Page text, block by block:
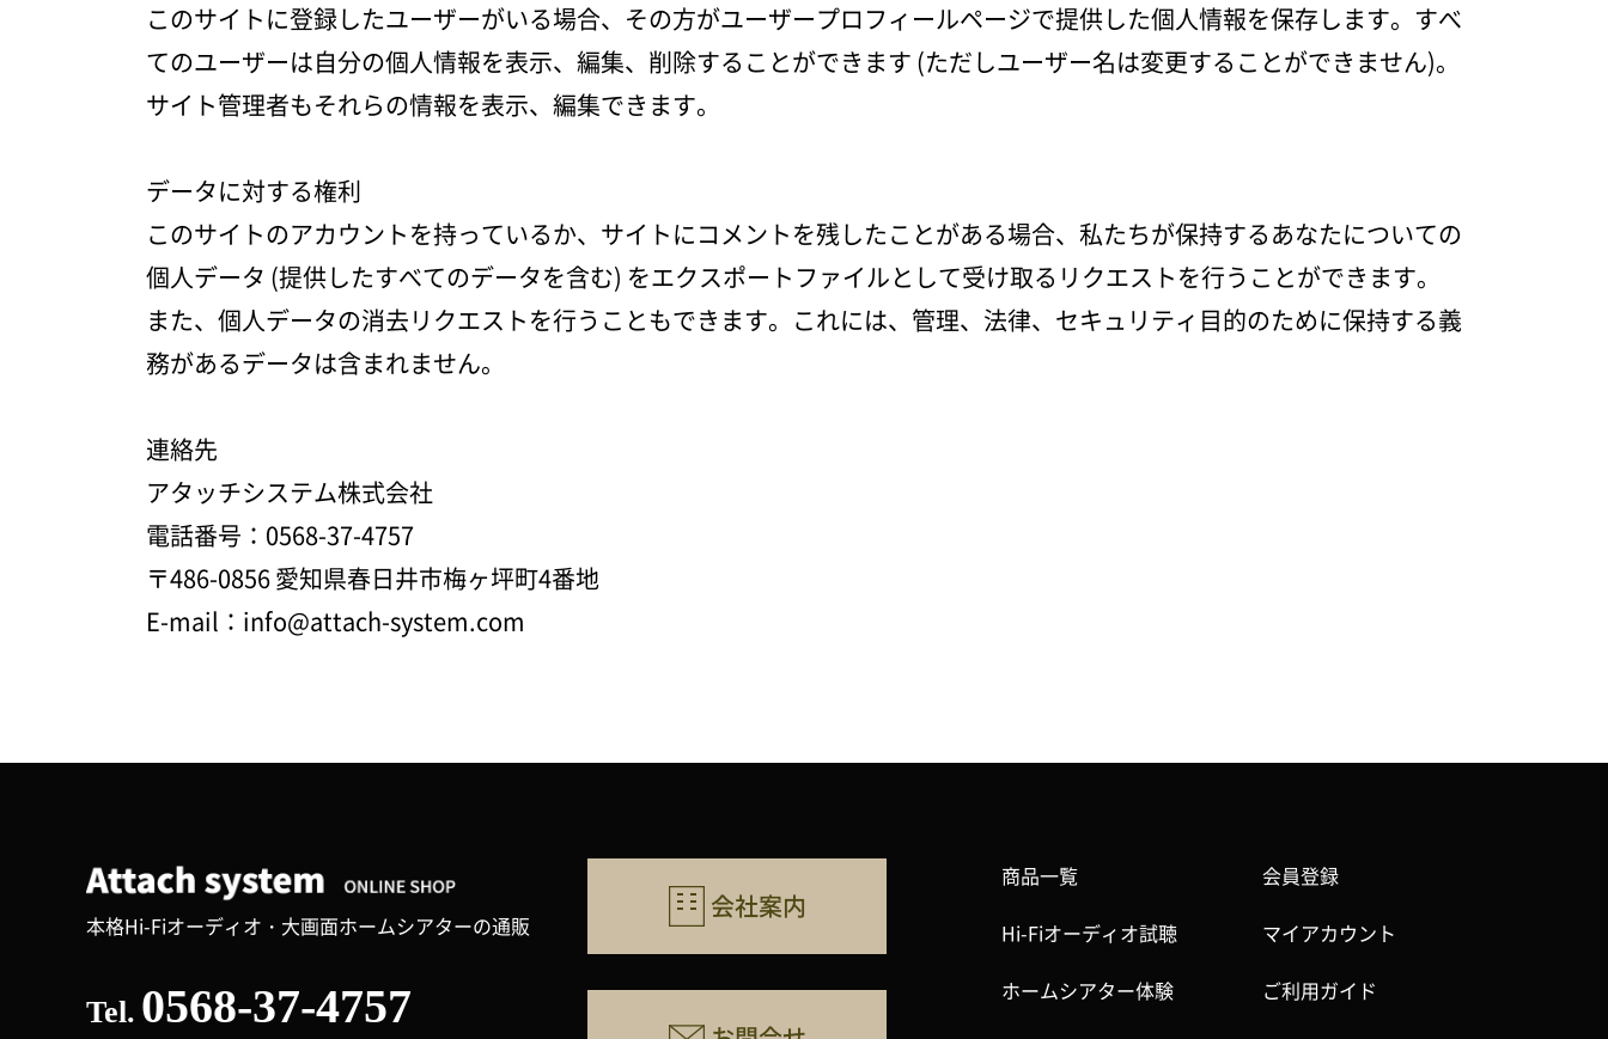
このサイトに登録したユーザーがいる場合、その方がユーザープロフィールページで提供した個人情報を保存します。すべ
てのユーザーは自分の個人情報を表示、編集、削除することができます (ただしユーザー名は変更することができません)。
サイト管理者もそれらの情報を表示、編集できます。
データに対する権利
このサイトのアカウントを持っているか、サイトにコメントを残したことがある場合、私たちが保持するあなたについての
個人データ (提供したすべてのデータを含む) をエクスポートファイルとして受け取るリクエストを行うことができます。
また、個人データの消去リクエストを行うこともできます。これには、管理、法律、セキュリティ目的のために保持する義
務があるデータは含まれません。
連絡先
アタッチシステム株式会社
電話番号：0568-37-4757
〒486-0856 愛知県春日井市梅ヶ坪町4番地
E-mail：info@attach-system.com
本格Hi-Fiオーディオ・大画面ホームシアターの通販
Tel. 0568-37-4757
会社案内
商品一覧
Hi-Fiオーディオ試聴
ホームシアター体験
会員登録
マイアカウント
ご利用ガイド